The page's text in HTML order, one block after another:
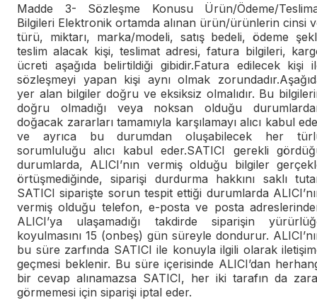
Madde 3- Sözleşme Konusu Ürün/Ödeme/
Bilgileri Elektronik ortamda alınan ürün/ürünlerin cinsi
türü, miktarı, marka/modeli, satış bedeli, ödeme
teslim alacak kişi, teslimat adresi, fatura bilgileri,
ücreti aşağıda belirtildiği gibidir.Fatura edilecek kişi
sözleşmeyi yapan kişi aynı olmak
yer alan bilgiler doğru ve eksiksiz olmalıdır. Bu
doğru olmadığı veya noksan olduğu
doğacak zararları tamamıyla karşılamayı alıcı kabul
ve ayrıca bu durumdan oluşabilecek her
sorumluluğu alıcı kabul eder.SATICI gerekli
durumlarda, ALICI’nın vermiş olduğu bilgiler
örtüşmediğinde, siparişi durdurma hakkını saklı
SATICI siparişte sorun tespit ettiği durumlarda
vermiş olduğu telefon, e-posta ve posta
ALICI’ya ulaşamadığı takdirde siparişin
koyulmasını 15 (onbeş) gün süreyle dondurur.
bu süre zarfında SATICI ile konuyla ilgili olarak
geçmesi beklenir. Bu süre içerisinde ALICI’dan
bir cevap alınamazsa SATICI, her iki tarafın da
görmemesi için siparişi iptal eder.